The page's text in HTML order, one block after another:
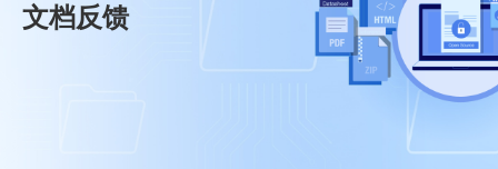
文档反馈